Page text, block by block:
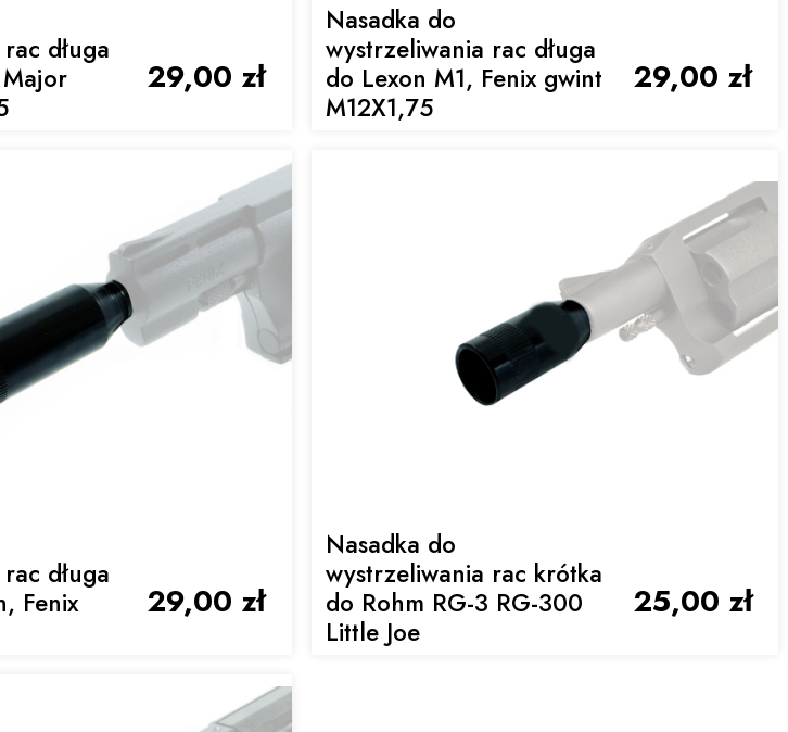
długa
29,00 zł
Nasadka do
wystrzeliwania rac długa
do Lexon M1, Fenix gwint
M12X1,75
29,00 zł
długa
Fenix
29,00 zł
Nasadka do
wystrzeliwania rac krótka
do Rohm RG-3 RG-300
Little Joe
25,00 zł